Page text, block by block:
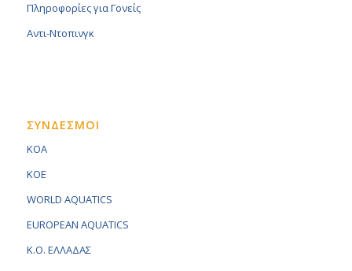
Πληροφορίες για Γονείς
Αντι-Ντοπινγκ
ΣΥΝΔΕΣΜΟΙ
KOA
KOE
WORLD AQUATICS
EUROPEAN AQUATICS
K.O. ΕΛΛΑΔΑΣ